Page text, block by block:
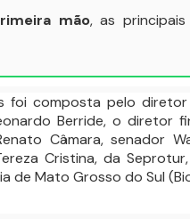
mão, as
foi composta pelo
Berride, o diretor
Câmara, senador
Cristina, da
de Mato Grosso do Sul